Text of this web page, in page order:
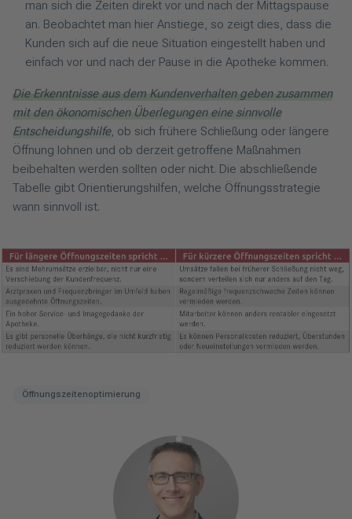
man sich die Zeiten direkt vor und nach der Mittagspause
an. Beobachtet man hier Anstiege, so zeigt dies, dass die
Kunden sich auf die neue Situation eingestellt haben und
einfach vor und nach der Pause in die Apotheke kommen.
Die Erkenntnisse aus dem Kundenverhalten geben zusammen
mit den ökonomischen Überlegungen eine sinnvolle
Entscheidungshilfe, ob sich frühere Schließung oder längere
Öffnung lohnen und ob derzeit getroffene Maßnahmen
beibehalten werden sollten oder nicht. Die abschließende
Tabelle gibt Orientierungshilfen, welche Öffnungsstrategie
wann sinnvoll ist.
Öffnungszeitenoptimierung